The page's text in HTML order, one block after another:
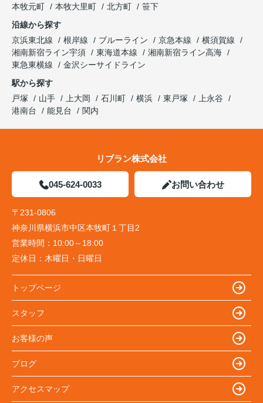
本牧元町
本牧大里町 北方町
笹下
沿線から探す
京浜東北線
根岸線 ブルーライン 京急本線
横須賀線
湘南新宿ライン宇須
東海道本線
湘南新宿ライン高海
東急東横線
金沢シーサイドライン
駅から探す
戸塚
山手 上大岡 石川町 横浜 東戸塚
上永谷
港南台
能見台 関内
リブラン株式会社
045-624-0033 お問い合わせ
〒231-0806
神奈川県横浜市中区本牧町１丁目2
営業時間： 10:00～18:00
定休日： 木曜日・日曜日
トップページ
スタッフ
お客様の声
ブログ
アクセスマップ